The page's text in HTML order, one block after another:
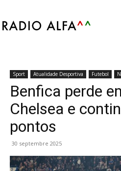
Sport Atualidade Desportiva Futebol
Benfica perde
Chelsea e
pontos
30 septembre 2025